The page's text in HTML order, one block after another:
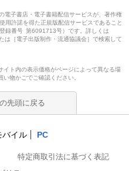
電子書店・電子書籍配信サービスが、著作権
用許諾を得た正規版配信サービスであること
録番号 第6091713号）です。詳しくは
は［電子出版制作・流通協議会］で検索して
ト内の表示価格がページによって異なる場
物かごでご確認ください。
先頭に戻る
バイル PC
特定商取引法に基づく表記